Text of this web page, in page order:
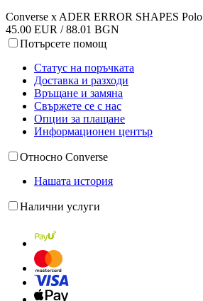
Converse x ADER ERROR SHAPES Polo
45.00 EUR / 88.01 BGN
Потърсете помощ
Статус на поръчката
Доставка и разходи
Връщане и замяна
Свържете се с нас
Опции за плащане
Информационен център
Относно Converse
Нашата история
Налични услуги